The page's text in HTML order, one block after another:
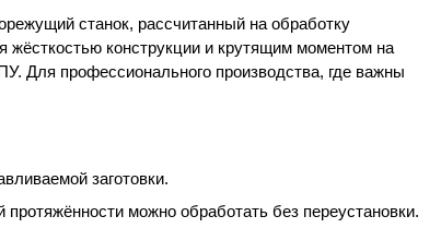
станок, рассчитанный на обработку
жёсткостью конструкции и крутящим моментом на
Для профессионального производства, где важны
заготовки.
можно обработать без переустановки.